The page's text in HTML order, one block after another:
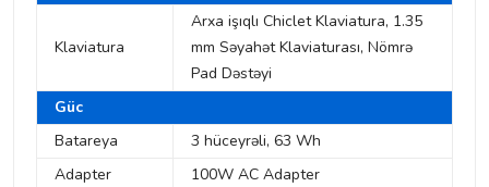
Klaviatura
Arxa işıqlı Chiclet Klaviatura, 1.35
mm Səyahət Klaviaturası, Nömrə
Pad Dəstəyi
Güc
Batareya
3 hüceyrəli, 63 Wh
Adapter
100W AC Adapter